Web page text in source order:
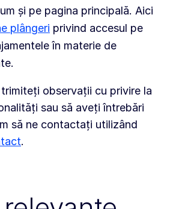
și pe pagina principală. Aici
plângeri privind accesul pe
în materie de
observații cu privire la
sau să aveți întrebări
să ne contactați utilizând
.